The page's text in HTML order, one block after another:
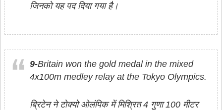
जिनको यह पद दिया गया है।
9-Britain won the gold medal in the mixed
4x100m medley relay at the Tokyo Olympics.
ब्रिटेन ने टोक्यो ओलंपिक में मिश्रित 4 गुणा 100 मीटर